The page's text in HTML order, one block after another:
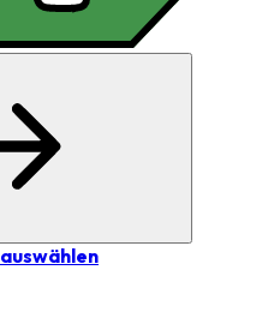
auswählen